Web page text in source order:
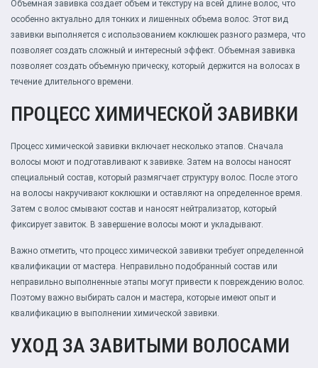
Объемная завивка создает объем и текстуру на всей длине волос, что
особенно актуально для тонких и лишенных объема волос. Этот вид
завивки выполняется с использованием коклюшек разного размера, что
позволяет создать сложный и интересный эффект. Объемная завивка
позволяет создать объемную прическу, который держится на волосах в
течение длительного времени.
ПРОЦЕСС ХИМИЧЕСКОЙ ЗАВИВКИ
Процесс химической завивки включает несколько этапов. Сначала
волосы моют и подготавливают к завивке. Затем на волосы наносят
специальный состав, который размягчает структуру волос. После этого
на волосы накручивают коклюшки и оставляют на определенное время.
Затем с волос смывают состав и наносят нейтрализатор, который
фиксирует завиток. В завершение волосы моют и укладывают.
Важно отметить, что процесс химической завивки требует определенной
квалификации от мастера. Неправильно подобранный состав или
неправильно выполненные этапы могут привести к повреждению волос.
Поэтому важно выбирать салон и мастера, которые имеют опыт и
квалификацию в выполнении химической завивки.
УХОД ЗА ЗАВИТЫМИ ВОЛОСАМИ